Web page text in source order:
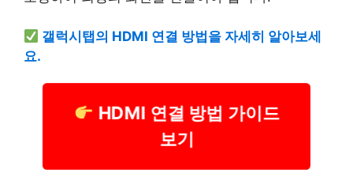
갤럭시탭의 HDMI 연결 방법을 자세히 알아보세
요.
HDMI 연결 방법 가이드
보기